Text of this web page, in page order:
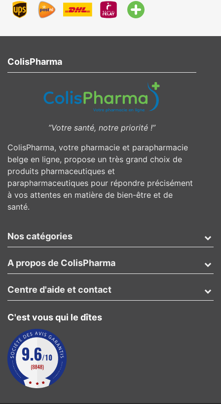
ColisPharma
”Votre santé, notre priorité !”
ColisPharma, votre pharmacie et parapharmacie
belge en ligne, propose un très grand choix de
produits pharmaceutiques et
parapharmaceutiques pour répondre précisément
à vos attentes en matière de bien-être et de
santé.
Nos catégories
A propos de ColisPharma
C'est vous qui le dîtes
Centre d'aide et contact